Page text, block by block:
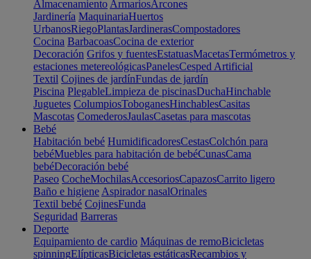
Almacenamiento ArmariosArcones
Jardinería MaquinariaHuertos
UrbanosRiegoPlantasJardinerasCompostadores
Cocina BarbacoasCocina de exterior
Decoración Grifos y fuentesEstatuasMacetasTermómetros y
estaciones metereológicasPanelesCesped Artificial
Textil Cojines de jardínFundas de jardín
Piscina PlegableLimpieza de piscinasDuchaHinchable
Juguetes ColumpiosToboganesHinchablesCasitas
Mascotas ComederosJaulasCasetas para mascotas
Bebé
Habitación bebé HumidificadoresCestasColchón para
bebéMuebles para habitación de bebéCunasCama
bebéDecoración bebé
Paseo CocheMochilasAccesoriosCapazosCarrito ligero
Baño e higiene Aspirador nasalOrinales
Textil bebé CojinesFunda
Seguridad Barreras
Deporte
Equipamiento de cardio Máquinas de remoBicicletas
spinningElípticasBicicletas estáticasRecambios y